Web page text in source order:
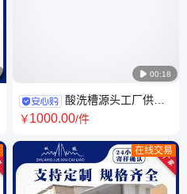
 00:18
酸洗槽源头工厂供应
聚丙烯耐腐蚀耐酸碱水箱 大型
￥1000.00/件
在线交易